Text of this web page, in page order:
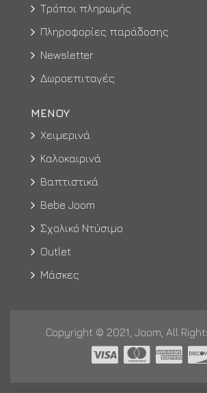
Τρόποι πληρωμής
Πληροφορίες παράδοσης
Newsletter
Δωροεπιταγές
ΜΕΝΟΥ
Χειμερινά
Καλοκαιρινά
Βαπτιστικά
Bebe Joom
Σχολικό Ντύσιμο
Outlet
Μάσκες
Copyright © 2021, Joom, All